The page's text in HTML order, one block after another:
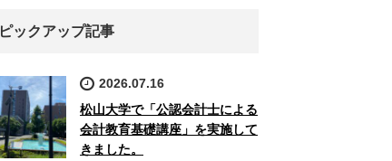
ピックアップ記事
2026.07.16
松山大学で「公認会計士による
会計教育基礎講座」を実施して
きました。